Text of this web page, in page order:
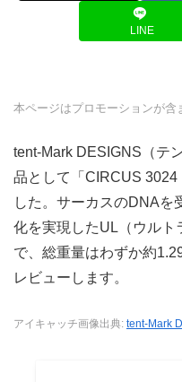
LINE
本ページはプロモーションが含
tent-Mark DESIGNS（テ
品として「CIRCUS 3024
した。サーカスのDNAを
化を実現したUL（ウルト
で、総重量はわずか約
レビューします。
アイキャッチ画像出典: tent-Mark